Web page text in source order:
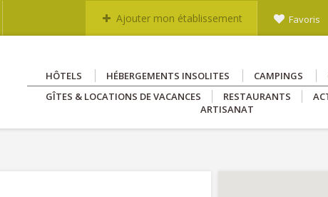
Ajouter mon établissement Favoris
HÔTELS HÉBERGEMENTS INSOLITES CAMPINGS
GÎTES & LOCATIONS DE VACANCES
RESTAURANTS
ARTISANAT